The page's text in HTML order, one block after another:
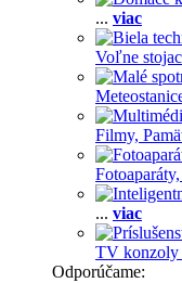
... viac
Voľne
Filmy,
Fotoaparáty,
... viac
TV konzoly
Odporúčame: